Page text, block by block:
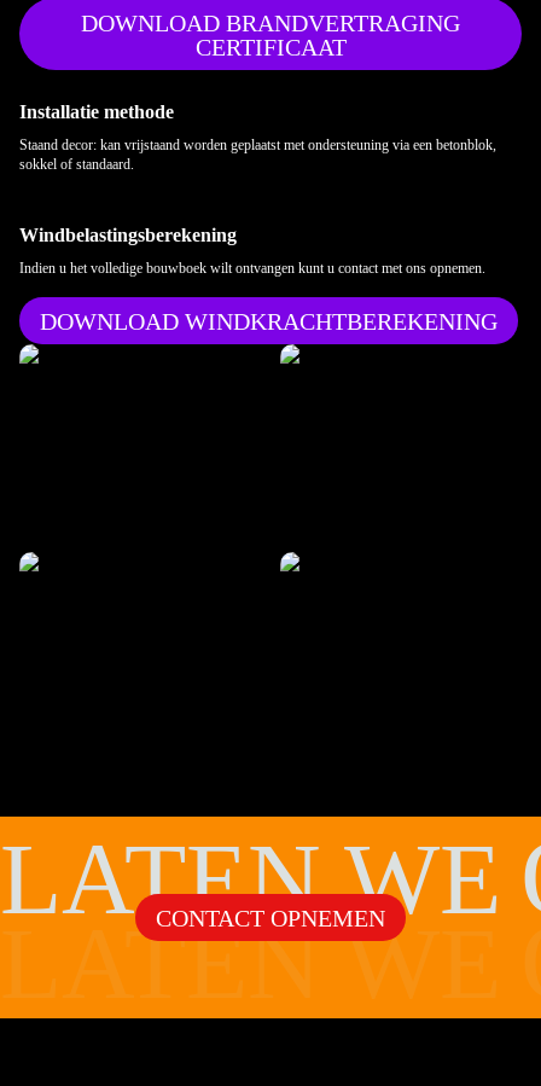
DOWNLOAD BRANDVERTRAGING
CERTIFICAAT
Installatie methode
Staand decor: kan vrijstaand worden geplaatst met ondersteuning via een betonblok,
sokkel of standaard.
Windbelastingsberekening
Indien u het volledige bouwboek wilt ontvangen kunt u contact met ons opnemen.
DOWNLOAD WINDKRACHTBEREKENING
LATEN WE
LATEN WE
CONTACT OPNEMEN